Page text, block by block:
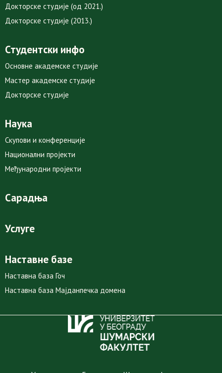
Докторске студије (од 2021.)
Докторске студије (2013.)
Студентски инфо
Основне академске студије
Мастер академске студије
Докторске студије
Наука
Скупови и конференције
Национални пројекти
Међународни пројекти
Сарадња
Услуге
Наставне базе
Наставна база Гоч
Наставна база Мајданпечка домена